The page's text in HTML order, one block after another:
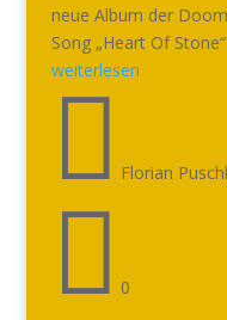
neue Album der
Song „Heart Of
weiterlesen
 Florian
 0